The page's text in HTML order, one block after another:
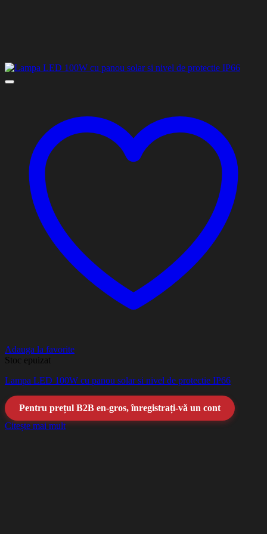
Adauga la favorite
Stoc epuizat
Lampa LED 100W cu panou solar si nivel de protectie IP66
Pentru prețul B2B en-gros, înregistrați-vă un cont
Citește mai mult